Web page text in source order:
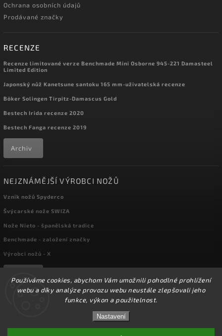
Používáme cookies, abychom Vám umožnili pohodlné prohlížení
webu a díky analýze provozu webu neustále zlepšovali jeho
funkce, výkon a použitelnost.
Nastavení
☀️Ve dnech 3-14.8 2026 máme zavřeno z důvodu
DOVOLENÉ. Eshop zůstává v provozu, objednávky
budeme zpracovávat v pondělí 17.8.2026. Děkujeme za
pochopení.☀️
Ochrana osobních údajů
Prodávané značky
RECENZE
Recenze limitované verze Benchmade Mini Osborne 945-221 Damasteel
Limited Edition
Japonský nůž Kanetsune santoku 165 mm-uživatelská recenze
Böker Solingen Tirpitz-Damascus Gold
Bestech Irida recenze 2020
Bestech Fanga recenze 2019
Archiv
NEJZNÁMĚJŠÍ VÝROBCI NOŽŮ
Vznik nožů Spyderco
Švýcarské nože SWIZA
Nože Nieto - španělská tradice
Benchmade - založení značky
Výrobci nožů - X
Upravit nastavení cookies